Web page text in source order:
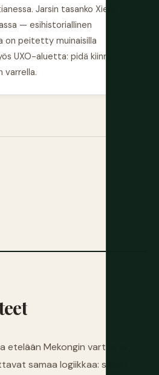
Jarsin tasanko Xieng
— esihistoriallinen
on peitetty muinaisilla
UXO-aluetta: pidä kiinni
varrella.
etelään Mekongin vartta, ja
samaa logiikkaa: saavu